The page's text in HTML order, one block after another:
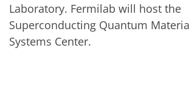
Laboratory. Fermilab will host the
Superconducting Quantum
Systems Center.